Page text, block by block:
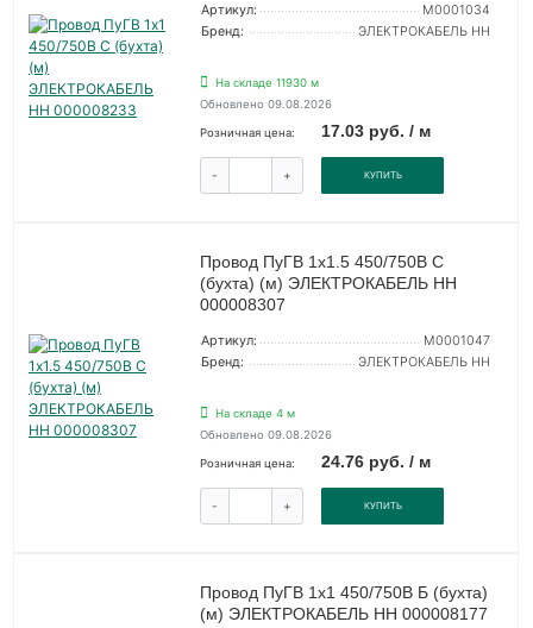
Артикул:
M0001034
Бренд:
ЭЛЕКТРОКАБЕЛЬ НН
На складе 11930 м
Обновлено 09.08.2026
Розничная цена: 17.03 руб. / м
- + КУПИТЬ
Провод ПуГВ 1х1.5 450/750В С
(бухта) (м) ЭЛЕКТРОКАБЕЛЬ НН
000008307
Артикул:
M0001047
Бренд:
ЭЛЕКТРОКАБЕЛЬ НН
На складе 4 м
Обновлено 09.08.2026
Розничная цена: 24.76 руб. / м
- + КУПИТЬ
Провод ПуГВ 1х1 450/750В Б (бухта)
(м) ЭЛЕКТРОКАБЕЛЬ НН 000008177